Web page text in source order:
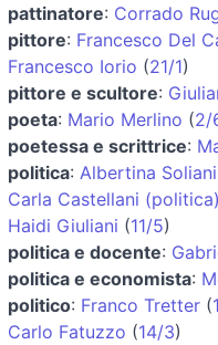
pattinatore: Corrado
pittore: Francesco Del
Francesco Iorio (21/1)
pittore e scultore:
poeta: Mario Merlino (2/
poetessa e scrittrice:
politica: Albertina Soliani
Carla Castellani (politica)
Haidi Giuliani (11/5)
politica e docente:
politica e economista:
politico: Franco Tretter (
Carlo Fatuzzo (14/3)